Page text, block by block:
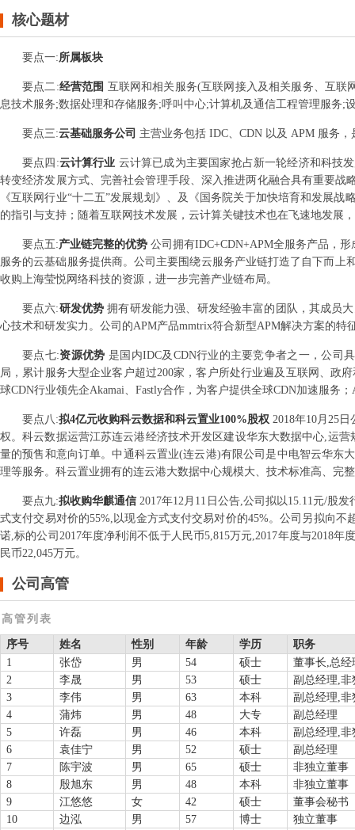
核心题材
要点一:所属板块
要点二:经营范围 互联网和相关服务(互联网接入及相关服务、互
息技术服务;数据处理和存储服务;呼叫中心;计算机及通信工程管理服务
要点三:云基础服务公司 主营业务包括 IDC、CDN 以及 APM 服务
要点 四 :云计算行业 云计算已成为主要国家抢占新一轮经济和科技
转变经济发展方式、完善社会管理手段、深入推进两化融合具有重要
《互联网行业“十二五”发展规划》、及《国务院关于加快培育和发展
的指引与支持；随着互联网技术发展，云计算关键技术也在飞速地发展
要点五:产业链完整的优势公司拥有IDC+CDN+APM全服务产品，形
服务的云基础服务提供商。公司主要围绕云服务产业链打造了自下而
收购上海莹悦网络科技的资源，进一步完善产业链布局。
要点六:研发优势拥有研发能力强、研发经验丰富的团队，其成员
心技术和研发实力。公司的APM产品mmtrix符合新型APM解决方案的特
要点七:资源优势 是国内IDC及CDN行业的主要竞争者之一，公司
局，累计服务大型企业客户超过200家，客户所处行业遍及互联网、政
球CDN行业领先企Akamai、Fastly合作，为客户提供全球CDN加速服务
要点 八 :拟4亿元收购科云数据和科云置业100%股权 2018年10月25
权。科云数据运营江苏连云港经济技术开发区建设华东大数据中心,运
量的预售和意向订单。中通科云置业(连云港)有限公司是中电智云华东
理等服务。科云置业拥有的连云港大数据中心规模大、技术标准高、完
要点九:拟收购华麒通信2017年12月11日公告,公司拟以15.11元/股
式支付交易对价的55%,以现金方式支付交易对价的45%。公司另拟向
诺,标的公司2017年度净利润不低于人民币5,815万元,2017年度与2018
民币22,045万元。
公司高管
高管列表
序号 姓名 性别 年龄 学历
职务
1
张岱 男 54 硕士
董事长,总经
2
李晟 男 53 硕士
副总经理,非
3
李伟 男 63 本科
副总经理,
4
蒲炜 男 48 大专
副总经理
5
许磊 男 46 本科
副总经理,非
6
袁佳宁 男 52 硕士
副总经理
7
陈宇波 男 65 硕士
非独立董事
8
殷旭东 男 48 本科
非独立董事
9
江悠悠 女 42 硕士
董事会秘书
10
边泓 男 57 博士
独立董事